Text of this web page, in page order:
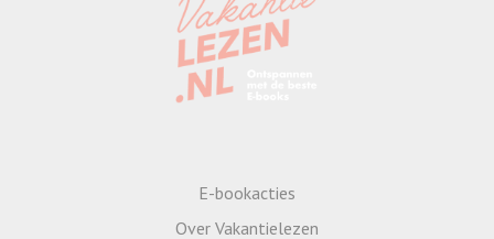
E-bookacties
Over Vakantielezen